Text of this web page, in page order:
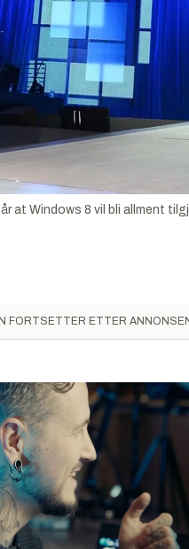
at Windows 8 vil bli allment
FORTSETTER ETTER